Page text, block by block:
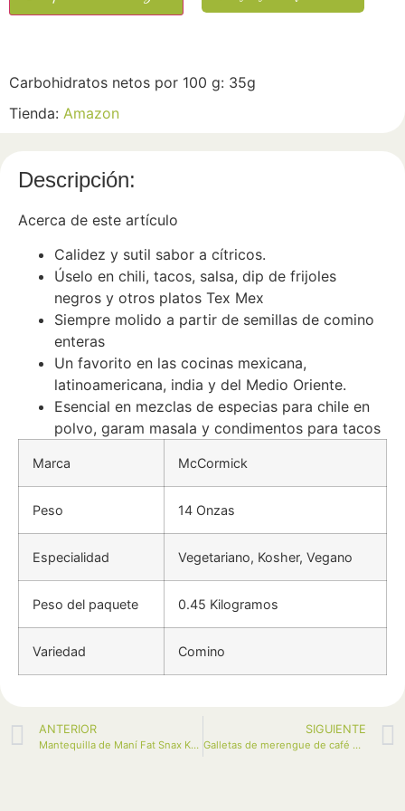
Carbohidratos netos por 100 g: 35g
Tienda: Amazon
Descripción:
Acerca de este artículo
Calidez y sutil sabor a cítricos.
Úselo en chili, tacos, salsa, dip de frijoles
negros y otros platos Tex Mex
Siempre molido a partir de semillas de comino
enteras
Un favorito en las cocinas mexicana,
latinoamericana, india y del Medio Oriente.
Esencial en mezclas de especias para chile en
polvo, garam masala y condimentos para tacos
Marca McCormick
Peso 14 Onzas
Especialidad Vegetariano, Kosher, Vegano
Peso del paquete 0.45 Kilogramos
Variedad Comino
ANTERIOR
Mantequilla de Maní Fat Snax Keto Galletas, 6-pack (12 galletas)
SIGUIENTE
Galletas de merengue de café de Sweetwell (paquete de 3)